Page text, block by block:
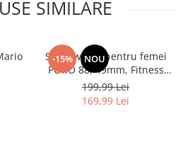
SIMILARE
-15% NOU
Smartwatch pentru femei
PORO 88, 49mm, Fitness
Tracker, Heart Rate, SpO2,
110+Sports
199,99 Lei
169,99 Lei